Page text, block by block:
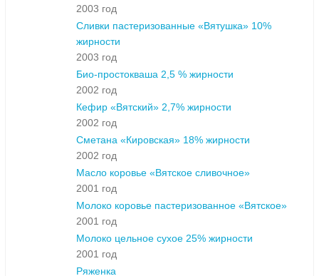
2003 год
Сливки пастеризованные «Вятушка» 10%
жирности
2003 год
Био-простокваша 2,5 % жирности
2002 год
Кефир «Вятский» 2,7% жирности
2002 год
Сметана «Кировская» 18% жирности
2002 год
Масло коровье «Вятское сливочное»
2001 год
Молоко коровье пастеризованное «Вятское»
2001 год
Молоко цельное сухое 25% жирности
2001 год
Ряженка